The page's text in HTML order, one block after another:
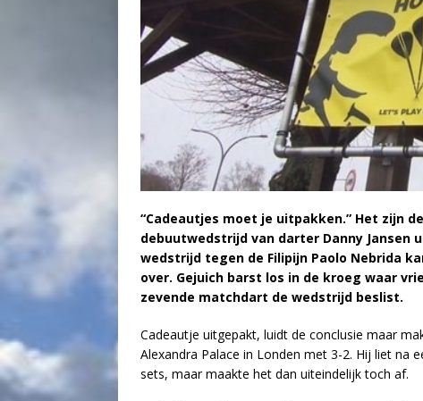
“Cadeautjes moet je uitpakken.” Het zijn
debuutwedstrijd van darter Danny Jansen
wedstrijd tegen de Filipijn Paolo Nebrida
over. Gejuich barst los in de kroeg waar
zevende matchdart de wedstrijd beslist.
Cadeautje uitgepakt, luidt de conclusie maar
Alexandra Palace in Londen met 3-2. Hij liet na
sets, maar maakte het dan uiteindelijk toch af.